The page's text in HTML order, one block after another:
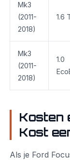
Mk3
(2011-
2018)
1.6
Mk3
(2011-
2018)
1.0
Kosten
Kost
Als je Ford